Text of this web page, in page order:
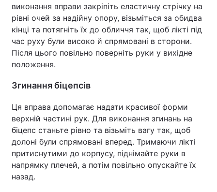
виконання вправи закріпіть еластичну стрічку на
рівні очей за надійну опору, візьміться за обидва
кінці та потягніть їх до обличчя так, щоб лікті під
час руху були високо й спрямовані в сторони.
Після цього повільно поверніть руки у вихідне
положення.
Згинання біцепсів
Ця вправа допомагає надати красивої форми
верхній частині рук. Для виконання згинань на
біцепс станьте рівно та візьміть вагу так, щоб
долоні були спрямовані вперед. Тримаючи лікті
притиснутими до корпусу, піднімайте руки в
напрямку плечей, а потім повільно опускайте їх
назад.